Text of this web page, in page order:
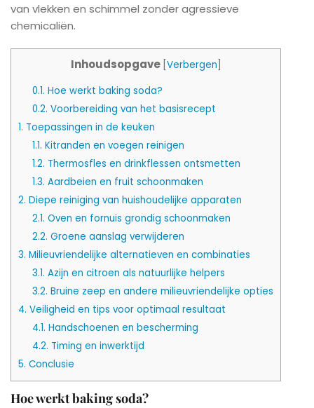
van vlekken en schimmel zonder agressieve
chemicaliën.
Inhoudsopgave Verbergen
0.1. Hoe werkt baking soda?
0.2. Voorbereiding van het basisrecept
1. Toepassingen in de keuken
1.1. Kitranden en voegen reinigen
1.2. Thermosfles en drinkflessen ontsmetten
1.3. Aardbeien en fruit schoonmaken
2. Diepe reiniging van huishoudelijke apparaten
2.1. Oven en fornuis grondig schoonmaken
2.2. Groene aanslag verwijderen
3. Milieuvriendelijke alternatieven en combinaties
3.1. Azijn en citroen als natuurlijke helpers
3.2. Bruine zeep en andere milieuvriendelijke opties
4. Veiligheid en tips voor optimaal resultaat
4.1. Handschoenen en bescherming
4.2. Timing en inwerktijd
5. Conclusie
Hoe werkt baking soda?